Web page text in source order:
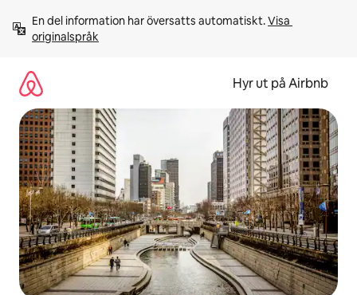
innehåll
En del information har översatts automatiskt. Visa
originalspråk
Hyr ut på Airbnb